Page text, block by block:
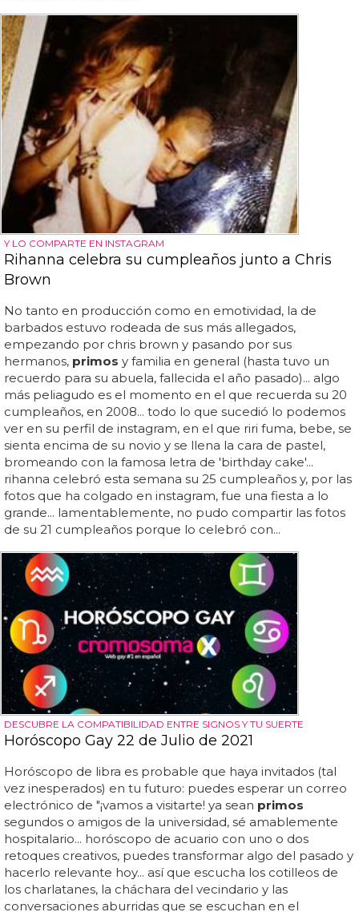
Y LO COMPARTE EN INSTAGRAM
Rihanna celebra su cumpleaños junto a Chris
Brown
No tanto en producción como en emotividad, la de
barbados estuvo rodeada de sus más allegados,
empezando por chris brown y pasando por sus
hermanos, primos y familia en general (hasta tuvo un
recuerdo para su abuela, fallecida el año pasado)... algo
más peliagudo es el momento en el que recuerda su 20
cumpleaños, en 2008... todo lo que sucedió lo podemos
ver en su perfil de instagram, en el que riri fuma, bebe, se
sienta encima de su novio y se llena la cara de pastel,
bromeando con la famosa letra de 'birthday cake'...
rihanna celebró esta semana su 25 cumpleaños y, por las
fotos que ha colgado en instagram, fue una fiesta a lo
grande... lamentablemente, no pudo compartir las fotos
de su 21 cumpleaños porque lo celebró con...
DESCUBRE LA COMPATIBILIDAD ENTRE SIGNOS Y TU SUERTE
Horóscopo Gay 22 de Julio de 2021
Horóscopo de libra es probable que haya invitados (tal
vez inesperados) en tu futuro: puedes esperar un correo
electrónico de "¡vamos a visitarte! ya sean primos
segundos o amigos de la universidad, sé amablemente
hospitalario... horóscopo de acuario con uno o dos
retoques creativos, puedes transformar algo del pasado y
hacerlo relevante hoy... así que escucha los cotilleos de
los charlatanes, la cháchara del vecindario y las
conversaciones aburridas que se escuchan en el